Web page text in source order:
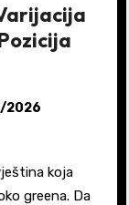
2026
greena. Da